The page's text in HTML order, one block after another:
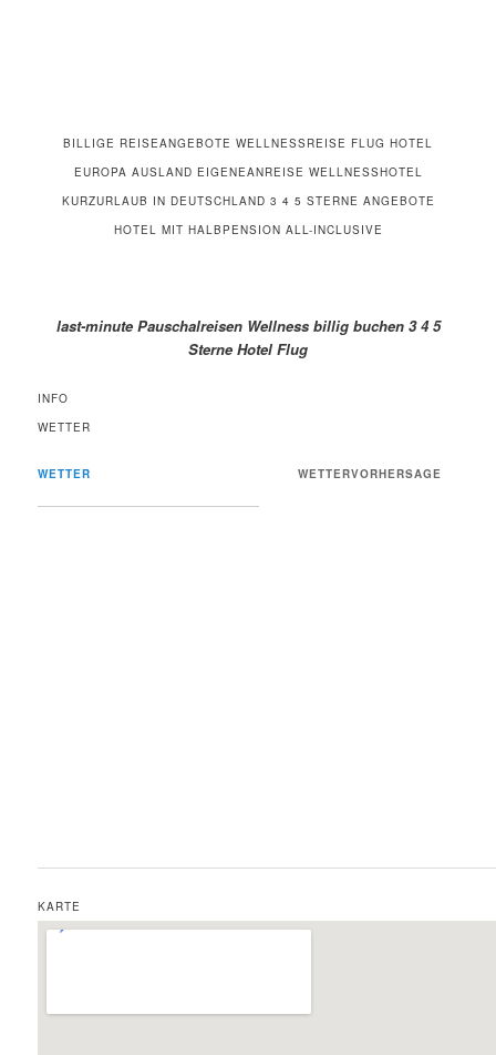
BILLIGE REISEANGEBOTE WELLNESSREISE FLUG HOTEL
EUROPA AUSLAND EIGENEANREISE WELLNESSHOTEL
KURZURLAUB IN DEUTSCHLAND 3 4 5 STERNE ANGEBOTE
HOTEL MIT HALBPENSION ALL-INCLUSIVE
last-minute Pauschalreisen Wellness billig buchen 3 4 5
Sterne Hotel Flug
INFO
WETTER
WETTER WETTERVORHERSAGE
KARTE